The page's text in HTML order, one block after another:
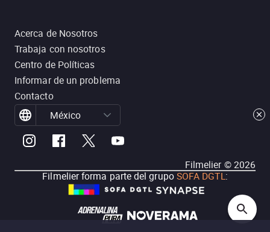
Acerca de Nosotros
Trabaja con nosotros
Centro de Políticas
Informar de un problema
Contacto
México
Filmelier ©2026
Filmelier forma parte del grupoSOFA DGTL: